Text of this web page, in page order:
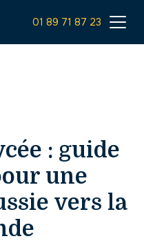
01 89 71 87 23
: guide
une
vers la